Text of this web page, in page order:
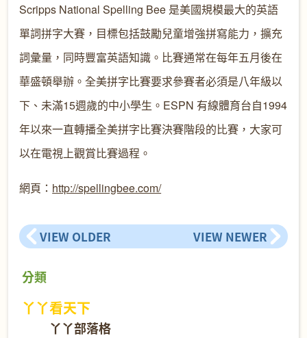
Scripps National Spelling Bee 是美國規模最大的英語
單詞拼字大賽，目標包括鼓勵兒童增強拼寫能力，擴充
詞彙量，同時豐富英語知識。比賽通常在每年五月後在
華盛頓舉辦。全美拼字比賽要求參賽者必須是八年級以
下、未滿15週歲的中小學生。ESPN 有線體育台自1994
年以來一直轉播全美拼字比賽決賽階段的比賽，大家可
以在電視上觀賞比賽過程。
網頁： http://spellingbee.com/
VIEW OLDER VIEW NEWER
分類
丫丫看天下
丫丫部落格